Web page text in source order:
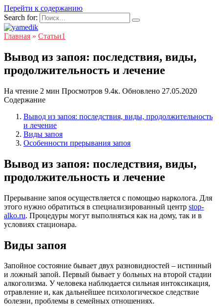
Перейти к содержанию
Search for:
Главная » Статьи1
Вывод из запоя: последствия, виды,
продолжительность и лечение
На чтение 2 мин Просмотров 9.4к. Обновлено 27.05.2020
Содержание
Вывод из запоя: последствия, виды, продолжительность
и лечение
Виды запоя
Особенности прерывания запоя
Вывод из запоя: последствия, виды,
продолжительность и лечение
Прерывание запоя осуществляется с помощью нарколога. Для
этого нужно обратиться в специализированный центр stop-
alko.ru. Процедуры могут выполняться как на дому, так и в
условиях стационара.
Виды запоя
Запойное состояние бывает двух разновидностей – истинный
и ложный запой. Первый бывает у больных на второй стадии
алкоголизма. У человека наблюдается сильная интоксикация,
отравление и, как дальнейшее психологическое следствие
болезни, проблемы в семейных отношениях.